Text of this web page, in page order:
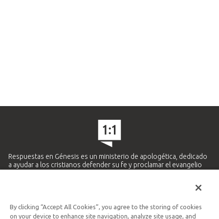
Respuestas en Génesis es un ministerio de apologética, dedicado
a ayudar a los cristianos defender su fe y proclamar el evangelio
Ministerio Hispano y Latinoamericano
By clicking “Accept All Cookies”, you agree to the storing of cookies
on your device to enhance site navigation, analyze site usage, and